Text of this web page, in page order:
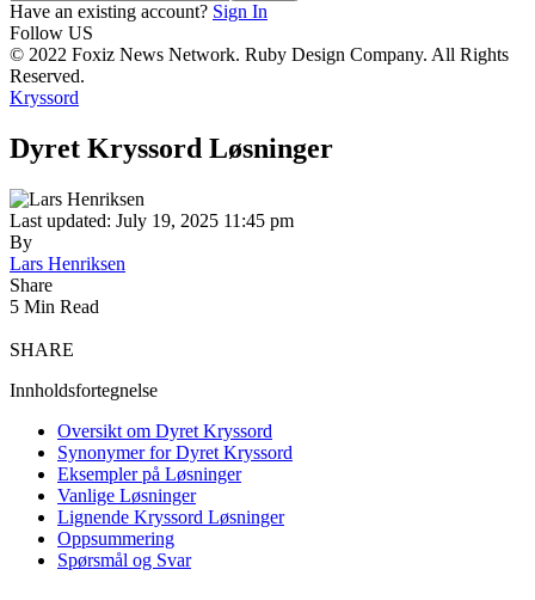
Have an existing account? Sign In
Follow US
© 2022 Foxiz News Network. Ruby Design Company. All Rights
Reserved.
Kryssord
Dyret Kryssord Løsninger
Last updated: July 19, 2025 11:45 pm
By
Lars Henriksen
Share
5 Min Read
SHARE
Innholdsfortegnelse
Oversikt om Dyret Kryssord
Synonymer for Dyret Kryssord
Eksempler på Løsninger
Vanlige Løsninger
Lignende Kryssord Løsninger
Oppsummering
Spørsmål og Svar